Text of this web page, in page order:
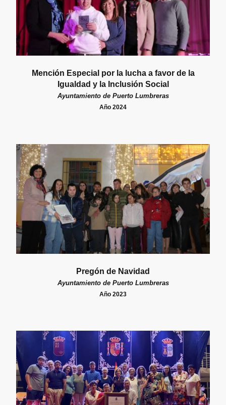
Mención Especial por la lucha a favor de la
Igualdad y la Inclusión Social
Ayuntamiento de Puerto Lumbreras
Año 2024
Pregón de Navidad
Ayuntamiento de Puerto Lumbreras
Año 2023